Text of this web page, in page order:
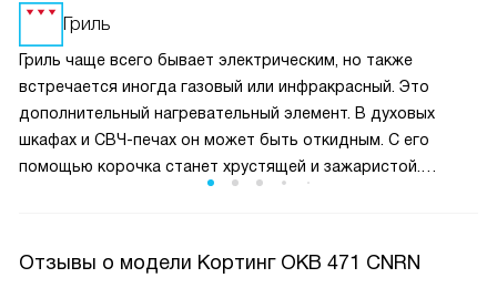
перегреве, а также при длительной работе в одном
режиме (без изменения настроек) свыше заявленного
времени.
Гриль
Гриль чаще всего бывает электрическим, но также
встречается иногда газовый или инфракрасный. Это
дополнительный нагревательный элемент. В духовых
шкафах и СВЧ-печах он может быть откидным. С его
помощью корочка станет хрустящей и зажаристой.
Отзывы о модели Кортинг OKB 471 CNRN